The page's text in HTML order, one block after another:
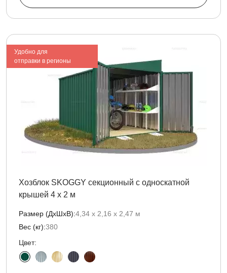
Удобно для
отправки в регионы
Хозблок SKOGGY секционный с односкатной
крышей 4 х 2 м
Размер (ДxШxВ):4,34 х 2,16 х 2,47 м
Вес (кг):380
Цвет: